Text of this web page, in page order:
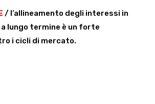
/ l’allineamento degli interessi in
lungo termine è un forte
i cicli di mercato.